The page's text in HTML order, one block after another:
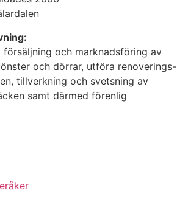
och marknadsföring av
och dörrar, utföra renoverings-
tillverkning och svetsning av
samt därmed förenlig